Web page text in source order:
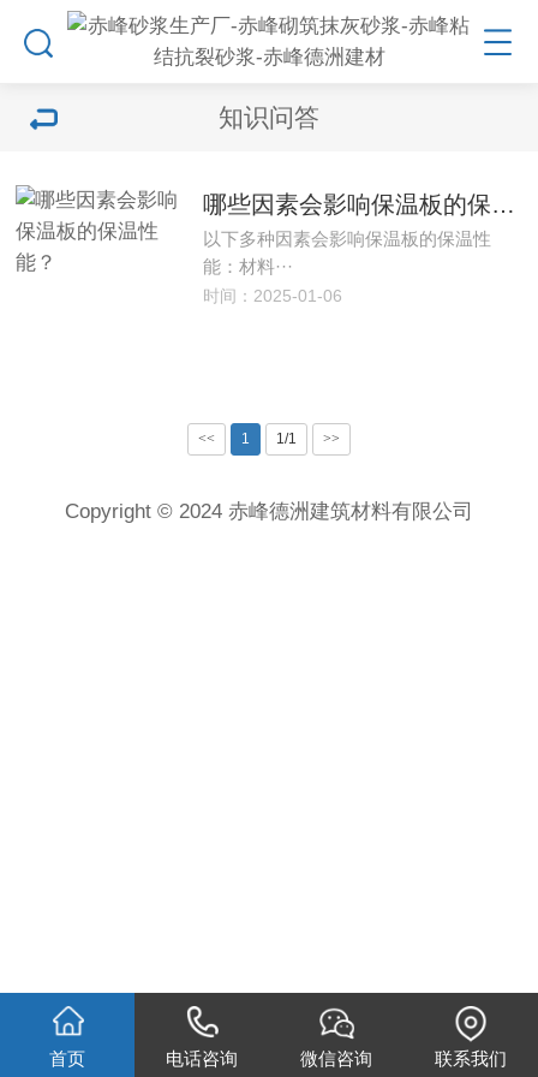
知识问答
哪些因素会影响保温板的保温性能？
以下多种因素会影响保温板的保温性
能：材料···
时间：2025-01-06
<< 1 1/1 >>
Copyright © 2024 赤峰德洲建筑材料有限公司
首页 电话咨询 微信咨询 联系我们